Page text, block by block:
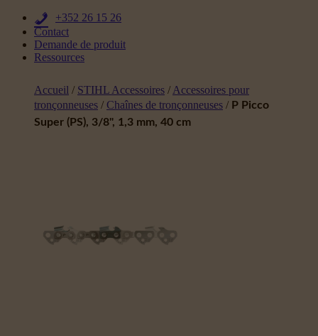
+352 26 15 26
Contact
Demande de produit
Ressources
Accueil / STIHL Accessoires / Accessoires pour
tronçonneuses / Chaînes de tronçonneuses / P Picco
Super (PS), 3/8", 1,3 mm, 40 cm